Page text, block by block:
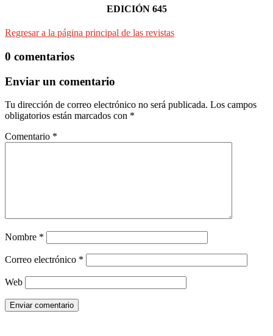
EDICIÓN 645
Regresar a la página principal de las revistas
0 comentarios
Enviar un comentario
Tu dirección de correo electrónico no será publicada. Los campos
obligatorios están marcados con *
Comentario *
Nombre *
Correo electrónico *
Web
Enviar comentario